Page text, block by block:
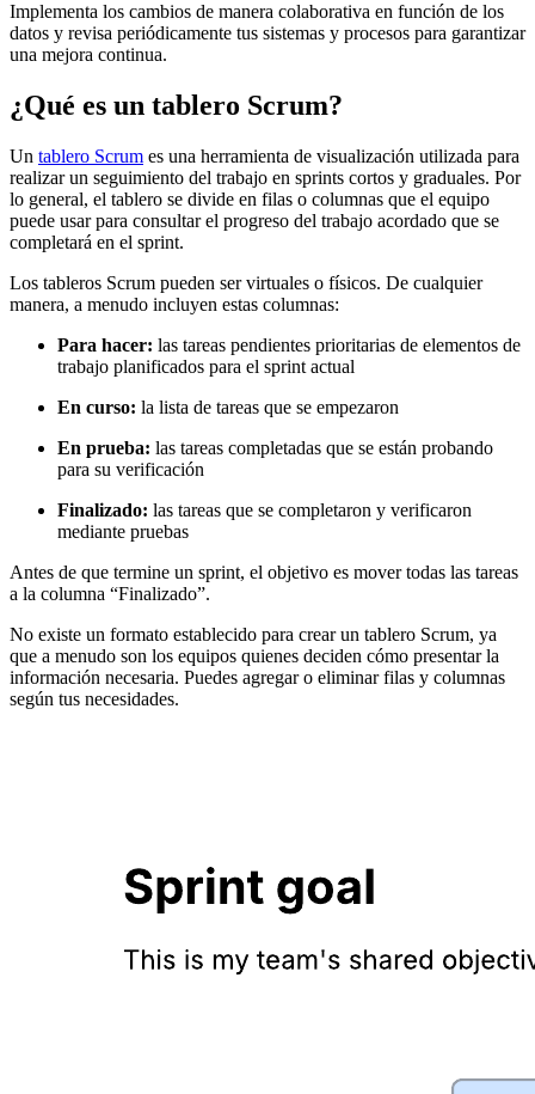
Implementa los cambios de manera colaborativa en función de los
datos y revisa periódicamente tus sistemas y procesos para garantizar
una mejora continua.
¿Qué es un tablero Scrum?
Un tablero Scrum es una herramienta de visualización utilizada para
realizar un seguimiento del trabajo en sprints cortos y graduales. Por
lo general, el tablero se divide en filas o columnas que el equipo
puede usar para consultar el progreso del trabajo acordado que se
completará en el sprint.
Los tableros Scrum pueden ser virtuales o físicos. De cualquier
manera, a menudo incluyen estas columnas:
Para hacer: las tareas pendientes prioritarias de elementos de
trabajo planificados para el sprint actual
En curso: la lista de tareas que se empezaron
En prueba: las tareas completadas que se están probando
para su verificación
Finalizado: las tareas que se completaron y verificaron
mediante pruebas
Antes de que termine un sprint, el objetivo es mover todas las tareas
a la columna “Finalizado”.
No existe un formato establecido para crear un tablero Scrum, ya
que a menudo son los equipos quienes deciden cómo presentar la
información necesaria. Puedes agregar o eliminar filas y columnas
según tus necesidades.